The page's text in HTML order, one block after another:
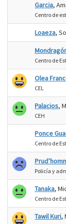
Garcia,
Centro de
Loaeza,
Centro de
Olea
CEL
Palacios,
CEH
Ponce
Centro de
Policía y
Tanaka,
Centro de
Tawil Kuri,